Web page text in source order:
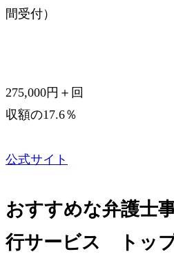
間受付）
275,000円＋回
収額の17.6％
公式サイト
おすすめな弁護士
行サービス トップ